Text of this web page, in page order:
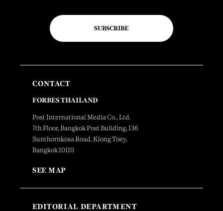
SUBSCRIBE
CONTACT
FORBES THAILAND
Post International Media Co., Ltd.
7th Floor, Bangkok Post Building, 136
Sunthornkosa Road, Klong Toey,
Bangkok 10110
SEE MAP
EDITORIAL DEPARTMENT